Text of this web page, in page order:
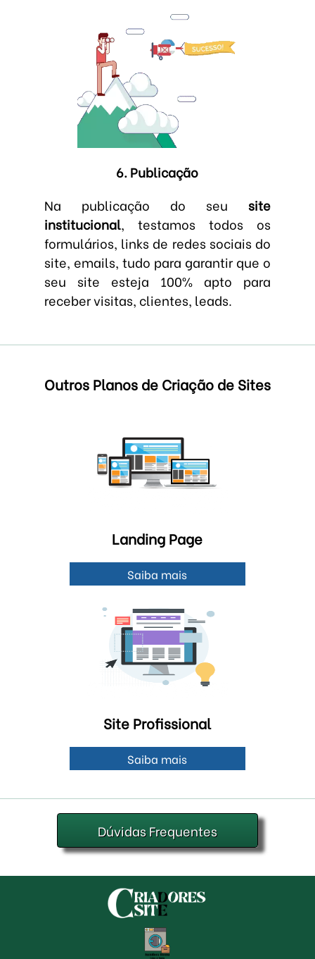
6. Publicação
Na publicação do seusite
institucional, testamos todos os
formulários, links de redes sociais do
site, emails, tudo para garantir que o
seu site esteja 100% apto para
receber visitas, clientes, leads.
Outros Planos de Criação de Sites
Landing Page
Saiba mais
Site Profissional
Saiba mais
Dúvidas Frequentes